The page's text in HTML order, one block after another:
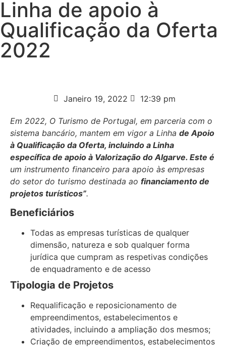
Linha de apoio à
Qualificação da Oferta
2022
Janeiro 19, 2022 12:39 pm
Em 2022, O Turismo de Portugal, em parceria com o
sistema bancário, mantem em vigor a Linha de Apoio
à Qualificação da Oferta, incluindo a Linha
específica de apoio à Valorização do Algarve. Este é
um instrumento financeiro para apoio às empresas
do setor do turismo destinada ao financiamento de
projetos turísticos”.
Beneficiários
Todas as empresas turísticas de qualquer
dimensão, natureza e sob qualquer forma
jurídica que cumpram as respetivas condições
de enquadramento e de acesso
Tipologia de Projetos
Requalificação e reposicionamento de
empreendimentos, estabelecimentos e
atividades, incluindo a ampliação dos mesmos;
Criação de empreendimentos, estabelecimentos